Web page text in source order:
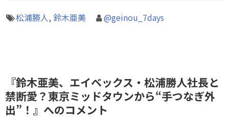
松浦勝人, 鈴木亜美 @geinou_7days
『鈴木亜美、エイベックス・松浦勝人社長と
禁断愛？東京ミッドタウンから“手つなぎ外
出”！』へのコメント